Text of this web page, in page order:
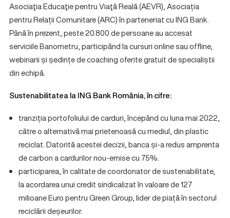
Asociaţia Educaţie pentru Viaţă Reală (AEVR), Asociația
pentru Relații Comunitare (ARC) în parteneriat cu ING Bank.
Până în prezent, peste 20.800 de persoane au accesat
serviciile Banometru, participând la cursuri online sau offline,
webinarii și ședințe de coaching oferite gratuit de specialiștii
din echipă.
Sustenabilitatea la ING Bank România, în cifre:
tranziția portofoliului de carduri, începând cu luna mai 2022,
către o alternativă mai prietenoasă cu mediul, din plastic
reciclat. Datorită acestei decizii, banca și-a redus amprenta
de carbon a cardurilor nou-emise cu 75%.
participarea, în calitate de coordonator de sustenabilitate,
la acordarea unui credit sindicalizat în valoare de 127
milioane Euro pentru Green Group, lider de piață în sectorul
reciclării deșeurilor.